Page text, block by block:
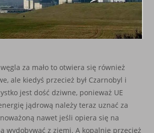
za mało to otwiera się również
ale kiedyś przecież był Czarnobyl i
jest dość dziwne, ponieważ UE
jądrową należy teraz uznać za
nawet jeśli opiera się na
wydobywać z ziemi. A kopalnie przecież